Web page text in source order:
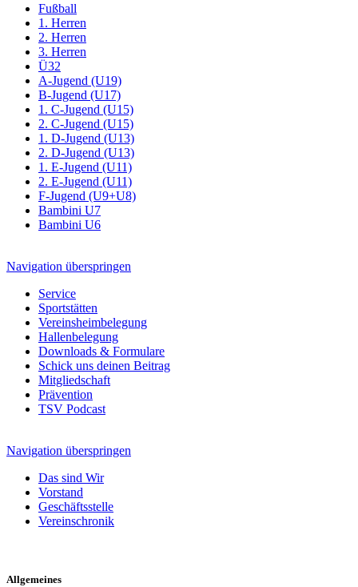
Fußball
1. Herren
2. Herren
3. Herren
Ü32
A-Jugend (U19)
B-Jugend (U17)
1. C-Jugend (U15)
2. C-Jugend (U15)
1. D-Jugend (U13)
2. D-Jugend (U13)
1. E-Jugend (U11)
2. E-Jugend (U11)
F-Jugend (U9+U8)
Bambini U7
Bambini U6
Navigation überspringen
Service
Sportstätten
Vereinsheimbelegung
Hallenbelegung
Downloads & Formulare
Schick uns deinen Beitrag
Mitgliedschaft
Prävention
TSV Podcast
Navigation überspringen
Das sind Wir
Vorstand
Geschäftsstelle
Vereinschronik
Allgemeines